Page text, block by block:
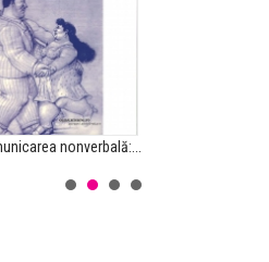
şi echitate în...